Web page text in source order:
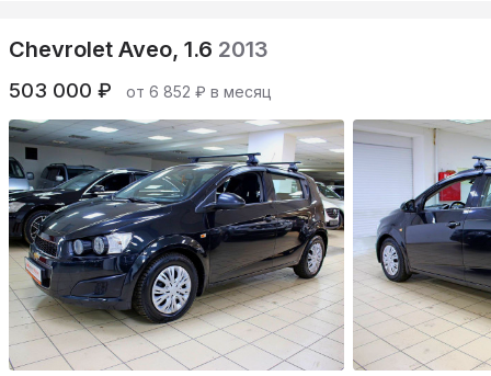
Chevrolet Aveo, 1.6 2013
503 000 ₽ от 6 852 ₽ в месяц